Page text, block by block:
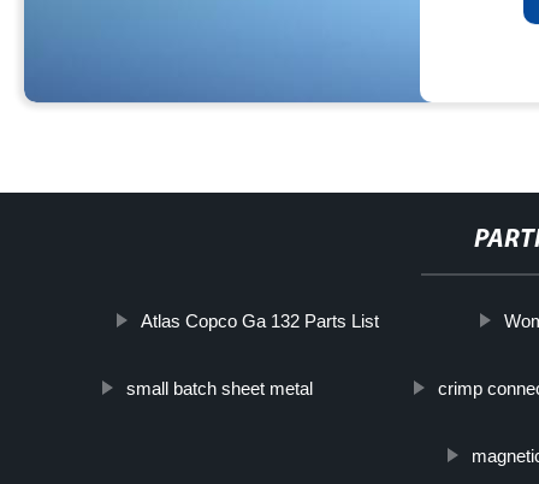
Atlas Copco Ga 132 Parts List
small batch sheet metal crimp